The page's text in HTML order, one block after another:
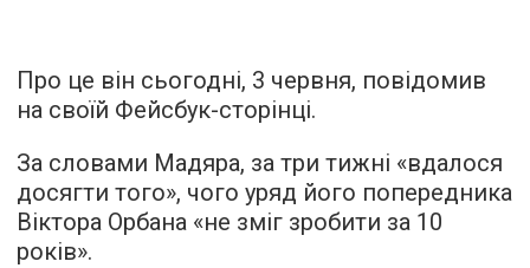
Про це він сьогодні, 3 червня, повідомив
на своїй Фейсбук-сторінці.
За словами Мадяра, за три тижні «вдалося
досягти того», чого уряд його попередника
Віктора Орбана «не зміг зробити за 10
років».